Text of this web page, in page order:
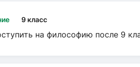
9 класс
на философию после 9